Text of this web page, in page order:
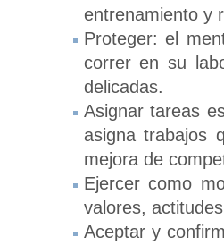
entrenamiento y
Proteger: el
correr en su
delicadas.
Asignar tareas
asigna trabajos
mejora de
Ejercer como
valores,
Aceptar y